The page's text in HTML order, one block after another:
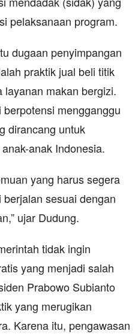
pelaksanaan program.
dugaan penyimpangan
praktik jual beli titik
makan bergizi.
mengganggu
dirancang untuk
anak Indonesia.
yang harus segera
sesuai dengan
ujar Dudung.
tidak ingin
yang menjadi salah
Prabowo Subianto
yang merugikan
Karena itu, pengawasan